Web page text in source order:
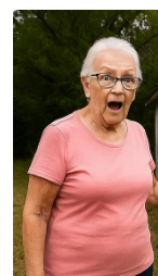
tahun akan
Muat turun
PRU15
Menteri Besar